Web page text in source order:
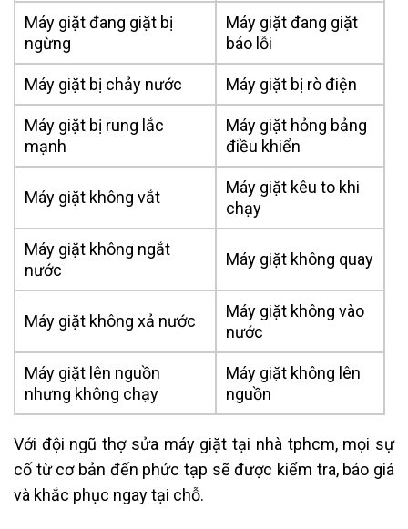
Máy giặt đang giặt bị
ngừng
Máy giặt đang giặt
báo lỗi
Máy giặt bị chảy nước Máy giặt bị rò điện
Máy giặt bị rung lắc
mạnh
Máy giặt hỏng bảng
điều khiển
Máy giặt không vắt
Máy giặt kêu to khi
chạy
Máy giặt không ngắt
nước
Máy giặt không quay
Máy giặt không xả nước
Máy giặt không vào
nước
Máy giặt lên nguồn
nhưng không chạy
Máy giặt không lên
nguồn
Với đội ngũ thợ sửa máy giặt tại nhà tphcm, mọi sự
cố từ cơ bản đến phức tạp sẽ được kiểm tra, báo giá
và khắc phục ngay tại chỗ.